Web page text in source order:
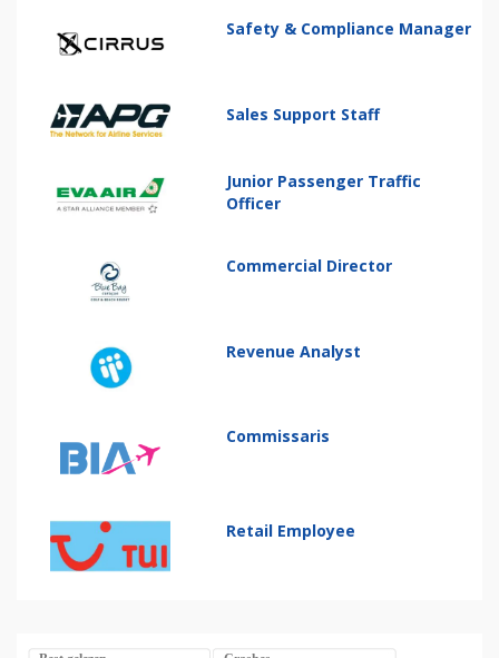
Safety & Compliance Manager
Sales Support Staff
Junior Passenger Traffic
Officer
Commercial Director
Revenue Analyst
Commissaris
Retail Employee